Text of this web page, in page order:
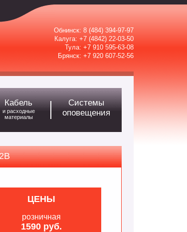
Обнинск: 8 (484) 394-97-97
Калуга: +7 (4842) 22-03-50
Тула: +7 910 595-63-08
Брянск: +7 920 607-52-56
Кабель
и расходные
материалы
Системы
оповещения
ЦЕНЫ
розничная
1590 руб.